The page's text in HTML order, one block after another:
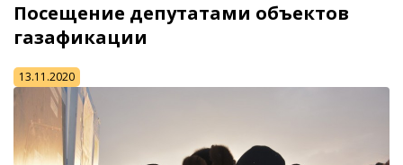
Посещение депутатами объектов
газафикации
13.11.2020